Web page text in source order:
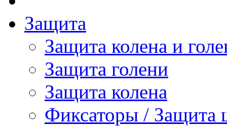
Защита
Защита колена и
Защита голени
Защита колена
Фиксаторы / Защита